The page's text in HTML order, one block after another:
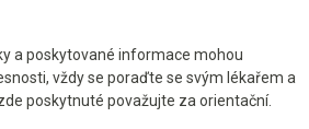
a poskytované informace mohou
vždy se poraďte se svým lékařem a
poskytnuté považujte za orientační.